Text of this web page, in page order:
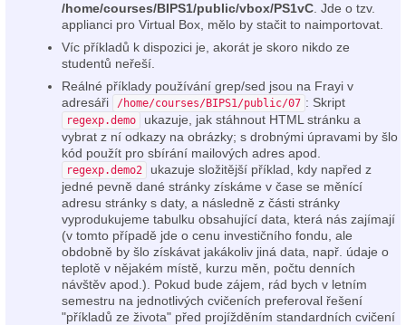
/home/courses/BIPS1/public/vbox/PS1vC . Jde o tzv.
applianci pro Virtual Box, mělo by stačit to naimportovat.
Víc příkladů k dispozici je, akorát je skoro nikdo ze
studentů neřeší.
Reálné příklady používání grep/sed jsou na Frayi v
adresáři
/home/courses/BIPS1/public/07 : Skript
regexp.demo
ukazuje, jak stáhnout HTML stránku a
vybrat z ní odkazy na obrázky; s drobnými úpravami by šlo
kód použít pro sbírání mailových adres apod.
regexp.demo2
ukazuje složitější příklad, kdy napřed z
jedné pevně dané stránky získáme v čase se měnící
adresu stránky s daty, a následně z části stránky
vyprodukujeme tabulku obsahující data, která nás zajímají
(v tomto případě jde o cenu investičního fondu, ale
obdobně by šlo získávat jakákoliv jiná data, např. údaje o
teplotě v nějakém místě, kurzu měn, počtu denních
návštěv apod.). Pokud bude zájem, rád bych v letním
semestru na jednotlivých cvičeních preferoval řešení
"příkladů ze života" před projížděním standardních cvičení